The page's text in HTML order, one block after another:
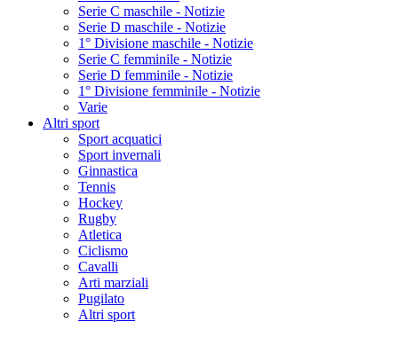
Serie C maschile - Notizie
Serie D maschile - Notizie
1° Divisione maschile - Notizie
Serie C femminile - Notizie
Serie D femminile - Notizie
1° Divisione femminile - Notizie
Varie
Altri sport
Sport acquatici
Sport invernali
Ginnastica
Tennis
Hockey
Rugby
Atletica
Ciclismo
Cavalli
Arti marziali
Pugilato
Altri sport